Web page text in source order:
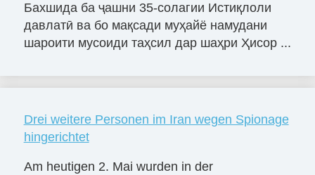
Бахшида ба ҷашни 35-солагии Истиқлоли
давлатӣ ва бо мақсади муҳайё намудани
шароити мусоиди таҳсил дар шаҳри Ҳисор ...
Drei weitere Personen im Iran wegen Spionage
hingerichtet
Am heutigen 2. Mai wurden in der